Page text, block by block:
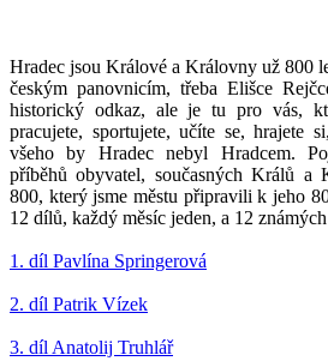
Hradec jsou Králové a Královny už 800
českým panovnicím, třeba Elišce
historický odkaz, ale je tu pro vás,
pracujete, sportujete, učíte se, hrajete
všeho by Hradec nebyl Hradcem.
příběhů obyvatel, současných Králů a
800, který jsme městu připravili k jeho
12 dílů, každý měsíc jeden, a 12
1. díl Pavlína Springerová
2. díl Patrik Vízek
3. díl Anatolij Truhlář